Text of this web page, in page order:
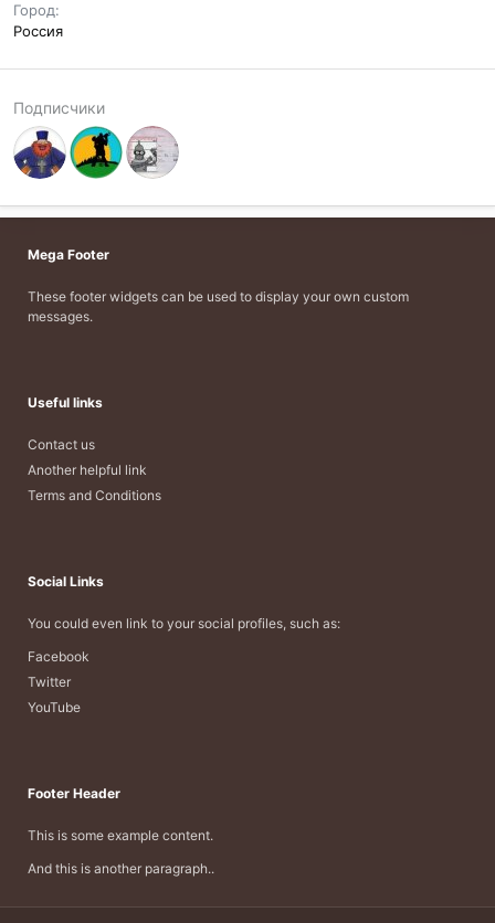
Город
Россия
Подписчики
Mega Footer
These footer widgets can be used to display your own custom
messages.
Useful links
Contact us
Another helpful link
Terms and Conditions
Social Links
You could even link to your social profiles, such as:
Facebook
Twitter
YouTube
Footer Header
This is some example content.
And this is another paragraph..